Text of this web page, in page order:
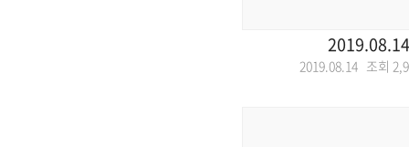
2019.08.14 조회